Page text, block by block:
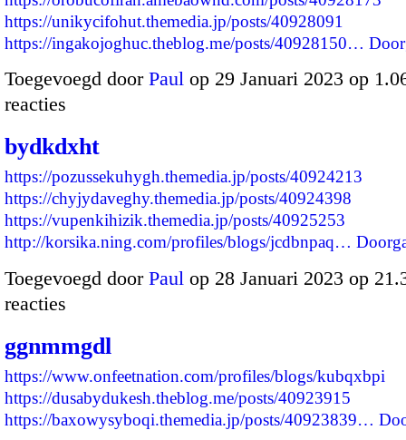
https://unikycifohut.themedia.jp/posts/40928091
https://ingakojoghuc.theblog.me/posts/40928150…
Toegevoegd door Paul op 29 Januari 2023 op
reacties
bydkdxht
https://pozussekuhygh.themedia.jp/posts/40924213
https://chyjydaveghy.themedia.jp/posts/40924398
https://vupenkihizik.themedia.jp/posts/40925253
http://korsika.ning.com/profiles/blogs/jcdbnpaq…
Toegevoegd door Paul op 28 Januari 2023 op
reacties
ggnmmgdl
https://www.onfeetnation.com/profiles/blogs/kubqxbpi
https://dusabydukesh.theblog.me/posts/40923915
https://baxowysyboqi.themedia.jp/posts/40923839…